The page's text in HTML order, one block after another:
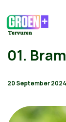
01.
20 September 2024